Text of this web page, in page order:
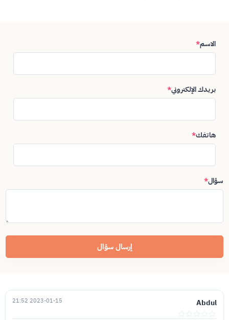
الاسم*
بريدك الإلكتروني*
هاتفك*
سؤال*
إرسال سؤال
Abdul
2023-01-15 21:52